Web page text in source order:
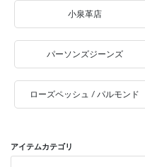
小泉革店
パーソンズジーンズ
ローズペッシュ / パルモンド
アイテムカテゴリ